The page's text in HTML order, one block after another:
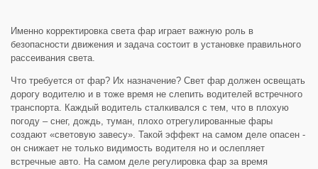
Именно корректировка света фар играет важную роль в
безопасности движения и задача состоит в установке правильного
рассеивания света.
Что требуется от фар? Их назначение? Свет фар должен освещать
дорогу водителю и в тоже время не слепить водителей встречного
транспорта. Каждый водитель сталкивался с тем, что в плохую
погоду – снег, дождь, туман, плохо отрегулированные фары
создают «световую завесу». Такой эффект на самом деле опасен -
он снижает не только видимость водителя но и ослепляет
встречные авто. На самом деле регулировка фар за время